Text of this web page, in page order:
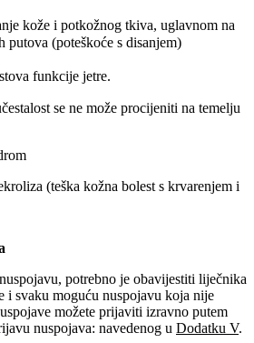
kože i potkožnog tkiva, uglavnom na
(poteškoće s disanjem)
funkcije jetre.
se ne može procijeniti na temelju
(teška kožna bolest s krvarenjem i
potrebno je obavijestiti liječnika
svaku moguću nuspojavu koja nije
možete prijaviti izravno putem
nuspojava: navedenog u Dodatku V.